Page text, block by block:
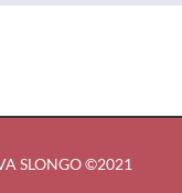
SLONGO ©2021